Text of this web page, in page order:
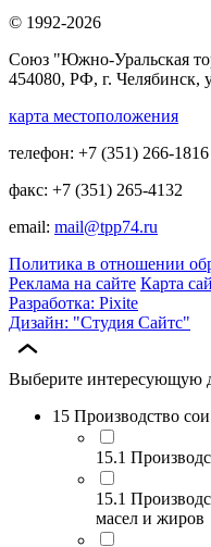
© 1992-2026
Союз "Южно-Уральская
454080, РФ, г. Челябинск,
карта местоположения
телефон: +7 (351) 266-1816
факс: +7 (351) 265-4132
email: mail@tpp74.ru
Политика в отношении
Реклама на сайте Карта
Разработка: Pixite
Дизайн: "Студия Сайтс"
Выберите интересующую
15 Производство сои
15.1
15.1
масел и жиров